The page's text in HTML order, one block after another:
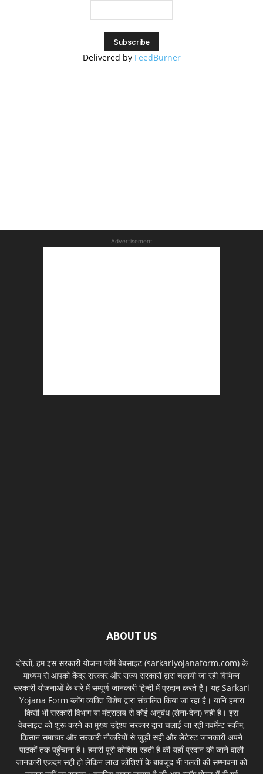
Delivered by FeedBurner
Advertisement
ABOUT US
दोस्तों, हम इस सरकारी योजना फॉर्म वेबसाइट (sarkariyojanaform.com) के
माध्यम से आपको केंद्र सरकार और राज्य सरकारों द्वारा चलायी जा रही विभिन्न
सरकारी योजनाओं के बारे में सम्पूर्ण जानकारी हिन्दी में प्रदान करते है। यह Sarkari
Yojana Form ब्लॉग व्यक्ति विशेष द्वारा संचालित किया जा रहा है। यानि हमारा
किसी भी सरकारी विभाग या मंत्रालय से कोई अनुबंध (लेना-देना) नही है। इस
वेबसाइट को शुरू करने का मुख्य उद्देश्य सरकार द्वारा चलाई जा रही गवर्मेन्ट स्कीम,
किसान समाचार और सरकारी नौकरियों से जुड़ी सही और लेटेस्ट जानकारी अपने
पाठकों तक पहुँचाना है। हमारी पूरी कोशिश रहती है की यहाँ प्रदान की जाने वाली
जानकारी एकदम सही हो लेकिन लाख कोशिशों के बावजूद भी गलती की सम्भावना को